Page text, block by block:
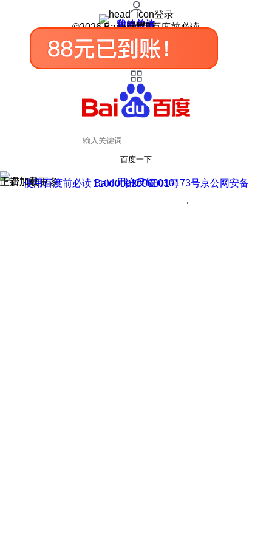
登录
我的关注
我的收藏
皮肤中心
用户反馈
设置
©2026 Baidu 使用百度前必读
百度一下
正在加载
上滑加载更多 用户反馈
使用百度前必读 Baidu 京ICP证030173号
京公网安备11000002000001号